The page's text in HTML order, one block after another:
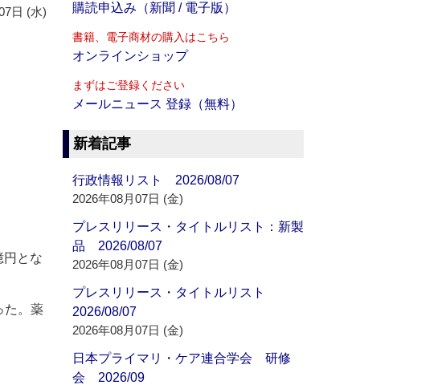
日 (水)
とな
た。薬
購読申込み（新聞 / 電子版）
書籍、電子商材の購入はこちら
オンラインショップ
まずはご登録ください
メールニュース 登録（無料）
新着記事
行政情報リスト 2026/08/07
2026年08月07日 (金)
プレスリリース・タイトルリスト：新製
品 2026/08/07
2026年08月07日 (金)
プレスリリース・タイトルリスト
2026/08/07
2026年08月07日 (金)
日本プライマリ・ケア連合学会 研修
会 2026/09